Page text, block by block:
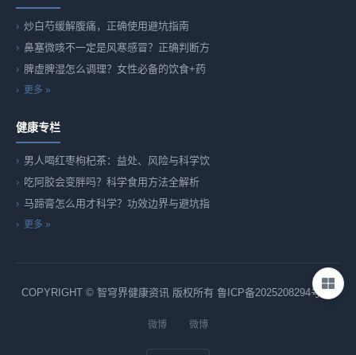
炒白芍缓解腹痛，正确使用避坑指南
鼻塞微咳不一定是风寒感冒？正确判断方
脾虚脾湿怎么调理？女性必备的饮食+药
更多 »
健康专栏
男人喝红枣枸杞茶：益处、风险与科学饮
吃阿胶会变胖吗？科学食用方法全解析
马蹄膏怎么用才科学？功效边界与避坑指
更多 »
COPYRIGHT © 智穹界健康资讯 版权所有 鲁ICP备2025208294号-82
微博 微博